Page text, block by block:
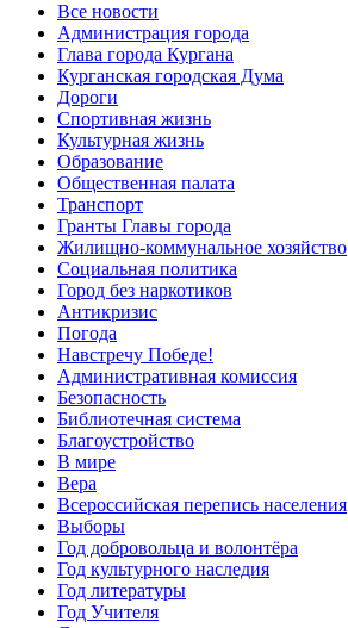
Все новости
Администрация города
Глава города Кургана
Курганская городская Дума
Дороги
Спортивная жизнь
Культурная жизнь
Образование
Общественная палата
Транспорт
Гранты Главы города
Жилищно-коммунальное хозяйство
Социальная политика
Город без наркотиков
Антикризис
Погода
Навстречу Победе!
Административная комиссия
Безопасность
Библиотечная система
Благоустройство
В мире
Вера
Всероссийская перепись населения
Выборы
Год добровольца и волонтёра
Год культурного наследия
Год литературы
Год Учителя